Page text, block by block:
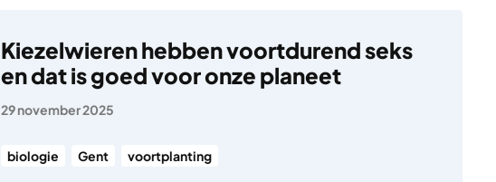
Kiezelwieren hebben voortdurend seks
en dat is goed voor onze planeet
29 november 2025
biologie Gent voortplanting